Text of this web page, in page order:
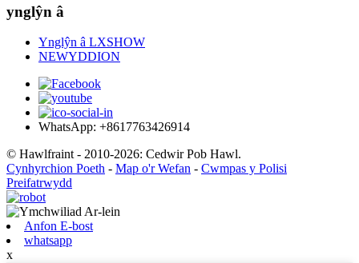
ynglŷn â
Ynglŷn â LXSHOW
NEWYDDION
WhatsApp: +8617763426914
© Hawlfraint - 2010-2026: Cedwir Pob Hawl.
Cynhyrchion Poeth - Map o'r Wefan - Cwmpas y Polisi
Preifatrwydd
Anfon E-bost
whatsapp
x